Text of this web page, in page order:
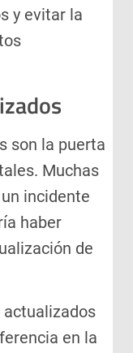
y evitar la
son la puerta
Muchas
incidente
haber
de
en la